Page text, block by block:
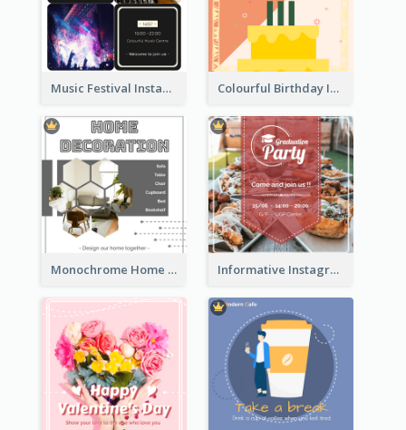
Music Festival Instagram Post In Dark Colour Tone Colourful Birthday Instagram Post With Photo
Monochrome Home Decoration Sample Instagram Post Informative Instagram Post Of Graduation Celebrating Party